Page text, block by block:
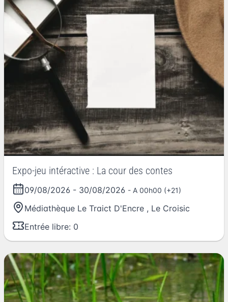
Expo-jeu intéractive : La cour des contes
09/08/2026 - 30/08/2026 - A 00h00 (+21)
Médiathèque Le Traict D'Encre , Le Croisic
Entrée libre: 0